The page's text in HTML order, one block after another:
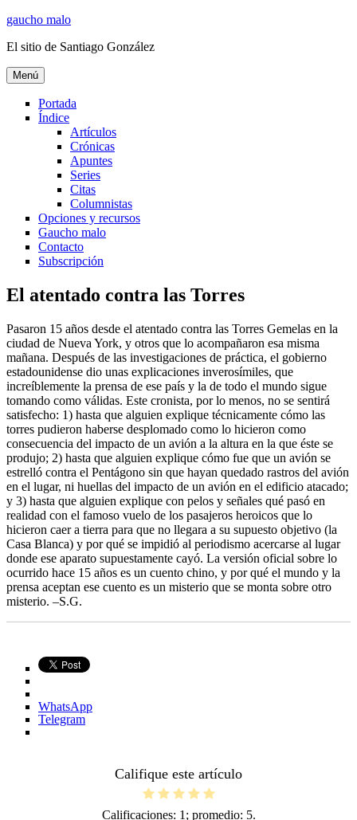
Ir
contenido
gaucho malo
El sitio de Santiago González
Menú
Portada
Índice
Artículos
Crónicas
Apuntes
Series
Citas
Columnistas
Opciones y recursos
Gaucho malo
Contacto
Subscripción
El atentado contra las Torres
Pasaron 15 años desde el atentado contra las Torres Gemelas en la
ciudad de Nueva York, y otros que lo acompañaron esa misma
mañana. Después de las investigaciones de práctica, el gobierno
estadounidense dio unas explicaciones inverosímiles, que
increíblemente la prensa de ese país y la de todo el mundo sigue
tomando como válidas. Este cronista, por lo menos, no se sentirá
satisfecho: 1) hasta que alguien explique técnicamente cómo las
torres pudieron haberse desplomado como lo hicieron como
consecuencia del impacto de un avión a la altura en la que éste se
produjo; 2) hasta que alguien explique cómo fue que un avión se
estrelló contra el Pentágono sin que hayan quedado rastros del avión
en el lugar, ni huellas del impacto de un avión en el edificio atacado;
y 3) hasta que alguien explique con pelos y señales qué pasó en
realidad con el famoso vuelo de los pasajeros heroicos que lo
hicieron caer a tierra para que no llegara a su supuesto objetivo (la
Casa Blanca) y por qué se impidió al periodismo acercarse al lugar
donde ese aparato supuestamente cayó. La versión oficial sobre lo
ocurrido hace 15 años es un cuento chino, y por qué el mundo y la
prensa aceptan ese cuento es un misterio que se monta sobre otro
misterio. –S.G.
WhatsApp
Telegram
Califique este artículo
Calificaciones: 1 ; promedio: 5.